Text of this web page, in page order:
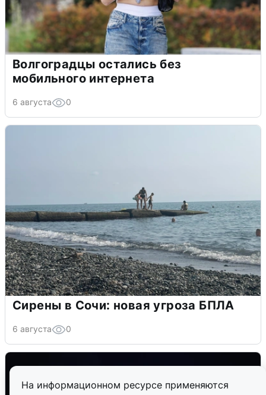
На информационном ресурсе применяются
Волгоградцы остались без
мобильного интернета
6 августа 0
Сирены в Сочи: новая угроза БПЛА
6 августа 0